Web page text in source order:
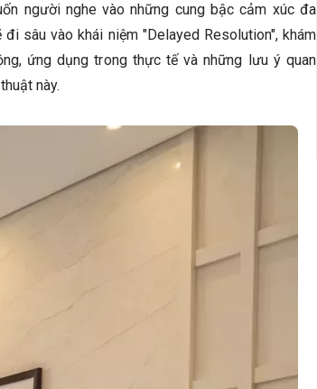
người nghe vào những cung bậc cảm xúc đa
sâu vào khái niệm "Delayed Resolution", khám
ứng dụng trong thực tế và những lưu ý quan
này.